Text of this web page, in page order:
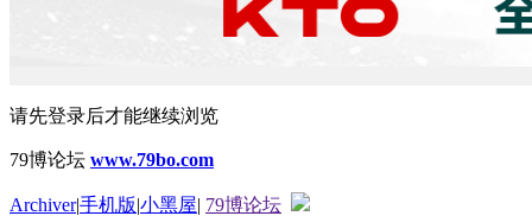
请先登录后才能继续浏览
79博论坛 www.79bo.com
Archiver|手机版|小黑屋| 79博论坛